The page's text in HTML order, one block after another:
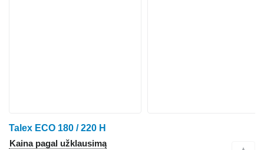
Talex ECO 180 / 220 H
Kaina pagal užklausimą